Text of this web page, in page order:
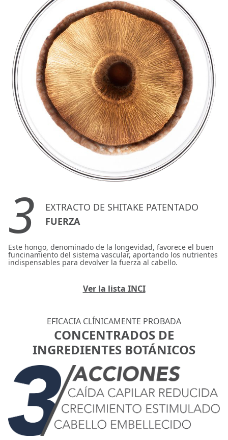
3
EXTRACTO DE SHITAKE PATENTADO
FUERZA
Este hongo, denominado de la longevidad, favorece el buen
funcinamiento del sistema vascular, aportando los nutrientes
indispensables para devolver la fuerza al cabello.
Ver la lista INCI
EFICACIA CLÍNICAMENTE PROBADA
CONCENTRADOS DE
INGREDIENTES BOTÁNICOS